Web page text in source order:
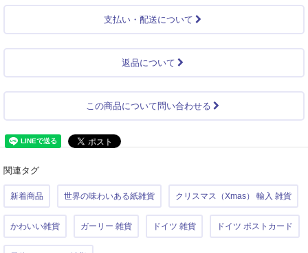
支払い・配送について
返品について
この商品について問い合わせる
関連タグ
新着商品 世界の味わいある紙雑貨 クリスマス（Xmas） 輸入 雑貨
かわいい雑貨 ガーリー 雑貨 ドイツ 雑貨 ドイツ ポストカード